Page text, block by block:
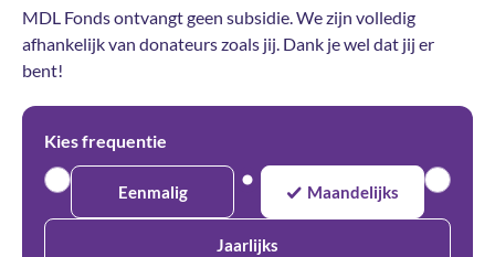
MDL Fonds ontvangt geen subsidie. We zijn volledig
afhankelijk van donateurs zoals jij. Dank je wel dat jij er
bent!
Kies frequentie
Eenmalig Maandelijks
Jaarlijks